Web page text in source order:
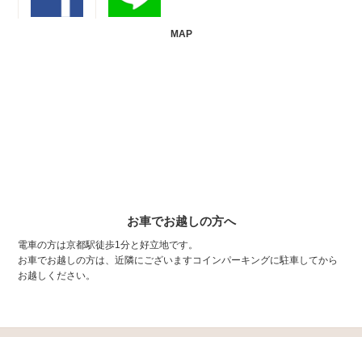
MAP
お車でお越しの方へ
電車の方は京都駅徒歩1分と好立地です。
お車でお越しの方は、近隣にございますコインパーキングに駐車してから
お越しください。